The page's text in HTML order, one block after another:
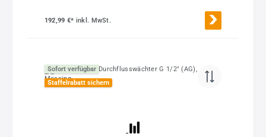
192,99 €* inkl. MwSt.
Sofort verfügbar
Staffelrabatt sichern